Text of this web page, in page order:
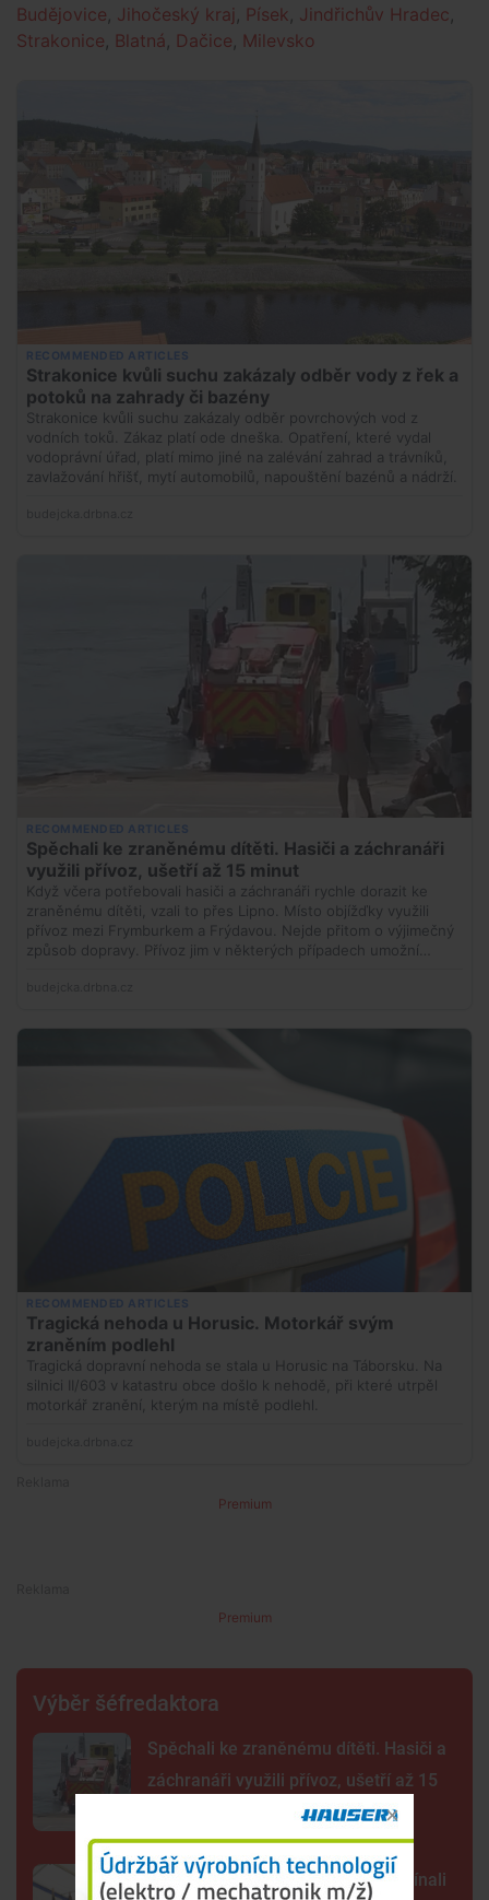
Budějovice Jihočeský kraj Písek Jindřichův Hradec
Strakonice Blatná Dačice Milevsko
Premium
Premium
Výběr šéfredaktora
Spěchali ke zraněnému dítěti. Hasiči a
záchranáři využili přívoz, ušetří až 15
Hasiči z Mokrého slaví sto let. Začínali